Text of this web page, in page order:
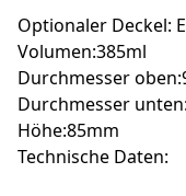
Optionaler Deckel:
Volumen:385ml
Durchmesser
Durchmesser
Höhe:85mm
Technische Daten: